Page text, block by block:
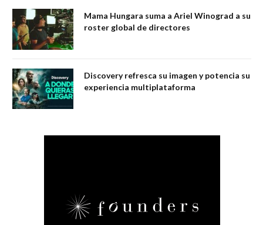
Mama Hungara suma a Ariel Winograd a su
roster global de directores
Discovery refresca su imagen y potencia su
experiencia multiplataforma